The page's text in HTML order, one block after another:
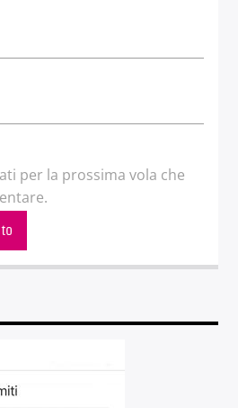
per la prossima vola che